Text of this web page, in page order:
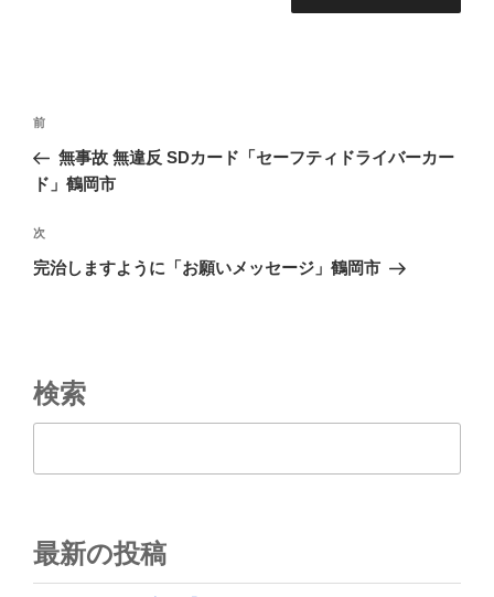
投
ナ
ゲ
ー
前
の
投
前
無事故 無違反 SDカード「セーフティドライバーカー
ド」鶴岡市
次
の
次
完治しますように「お願いメッセージ」鶴岡市
検索
最新の投稿